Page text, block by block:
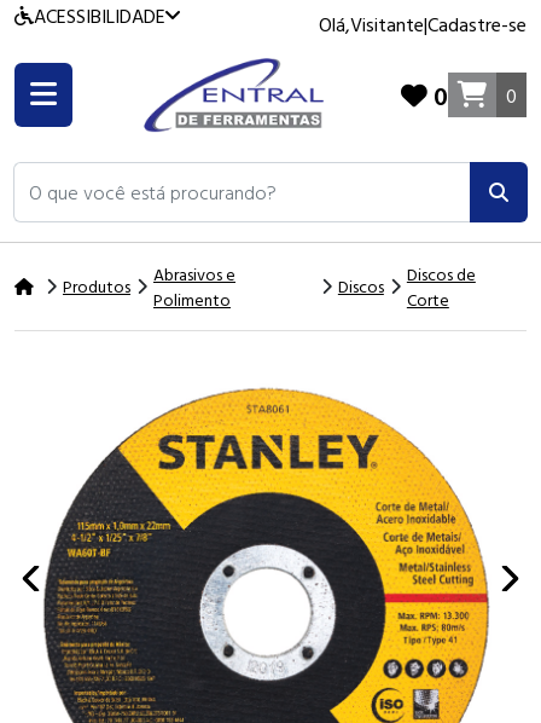
ACESSIBILIDADE Olá,Visitante|Cadastre-se
O que você está procurando?
0 0
Produtos
Abrasivos e
Polimento
Discos
Discos de
Corte
prev next